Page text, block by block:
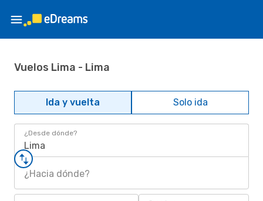
Vuelos Lima - Lima
Ida y vuelta Solo ida
¿Desde dónde?
Lima
¿Hacia dónde?